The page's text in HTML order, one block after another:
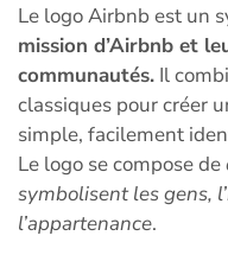
Le logo Airbnb est un
mission d’Airbnb et
communautés. Il
classiques pour créer
simple, facilement
Le logo se compose de
symbolisent les gens,
l’appartenance.